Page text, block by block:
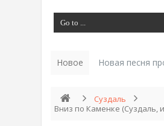
Новое Новая песня
Суздаль
Вниз по Каменке (Суздаль,